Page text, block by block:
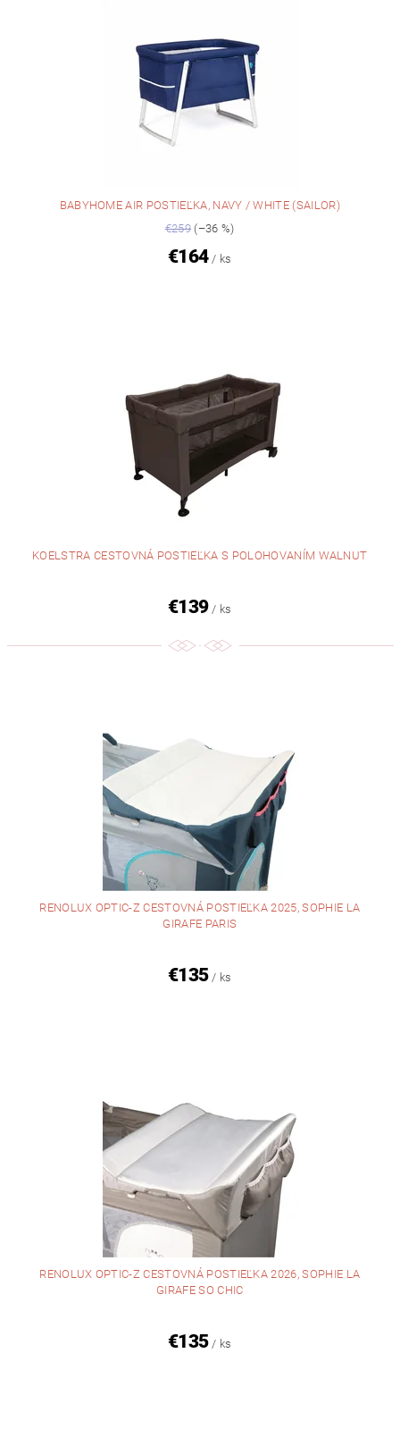
BABYHOME AIR POSTIEĽKA, NAVY / WHITE (SAILOR)
€259 (–36 %)
€164 / ks
KOELSTRA CESTOVNÁ POSTIEĽKA S POLOHOVANÍM WALNUT
€139 / ks
RENOLUX OPTIC-Z CESTOVNÁ POSTIEĽKA 2025, SOPHIE LA
GIRAFE PARIS
€135 / ks
RENOLUX OPTIC-Z CESTOVNÁ POSTIEĽKA 2026, SOPHIE LA
GIRAFE SO CHIC
€135 / ks